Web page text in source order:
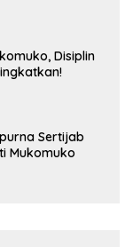
Disiplin
Sertijab
Mukomuko